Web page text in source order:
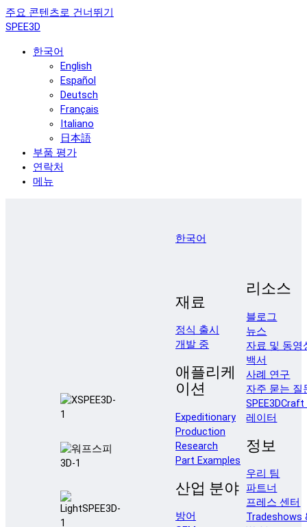
주요 콘텐츠로 건너뛰기
SPEE3D
한국어
English
Español
Deutsch
Français
Italiano
日本語
부품 평가
연락처
메뉴
한국어
재료
정식 출시
개발 중
애플리케
이션
Expeditionary
Production
Research
Part Examples
산업 분야
방어
리소스
블로그
뉴스
자료 및 동영
백서
사례 연구
자주 묻는 질
레이터
정보
우리 팀
파트너
프레스 센터
Tradeshows